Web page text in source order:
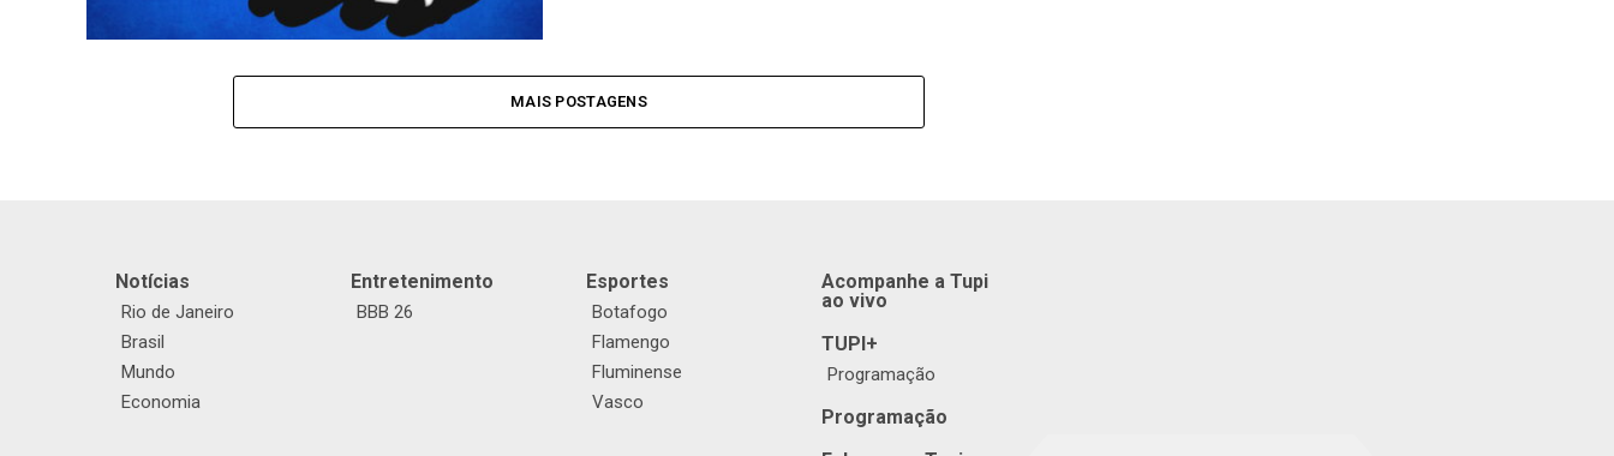
MAIS POSTAGENS
Notícias
Rio de Janeiro
Brasil
Mundo
Economia
Entretenimento
BBB 26
Esportes
Botafogo
Flamengo
Fluminense
Vasco
Acompanhe a Tupi
ao vivo
TUPI+
Programação
Programação